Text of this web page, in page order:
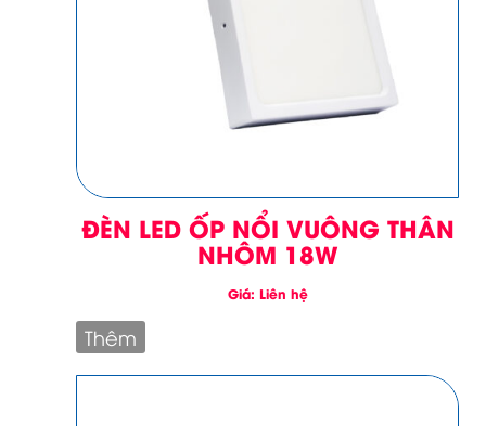
ĐÈN LED ỐP NỔI VUÔNG THÂN
NHÔM 18W
Giá: Liên hệ
Thêm